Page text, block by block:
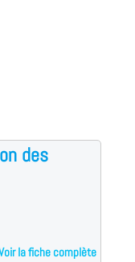
des
la fiche complète